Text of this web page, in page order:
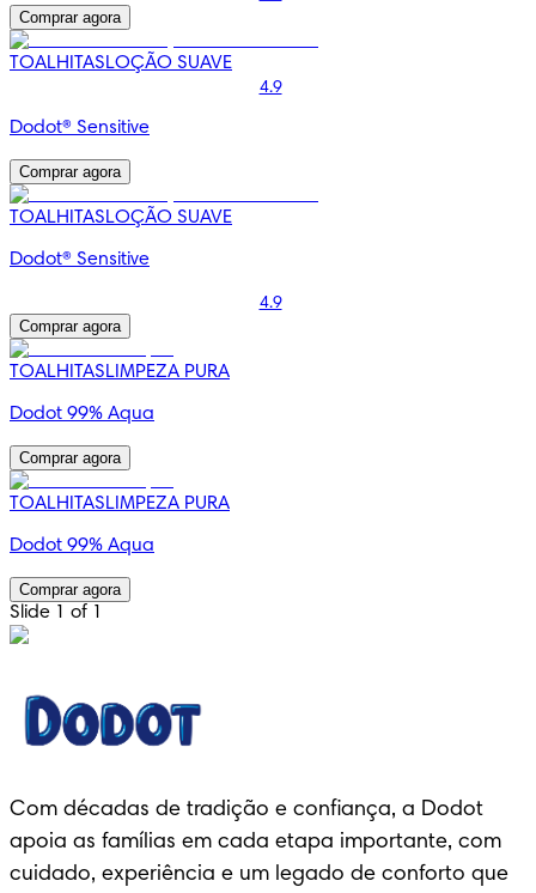
Comprar agora
TOALHITASLOÇÃO SUAVE
4.9
Dodot® Sensitive
Comprar agora
TOALHITASLOÇÃO SUAVE
Dodot® Sensitive
4.9
Comprar agora
TOALHITASLIMPEZA PURA
Dodot 99% Aqua
Comprar agora
TOALHITASLIMPEZA PURA
Dodot 99% Aqua
Comprar agora
Slide 1 of 1
Com décadas de tradição e confiança, a Dodot
apoia as famílias em cada etapa importante, com
cuidado, experiência e um legado de conforto que